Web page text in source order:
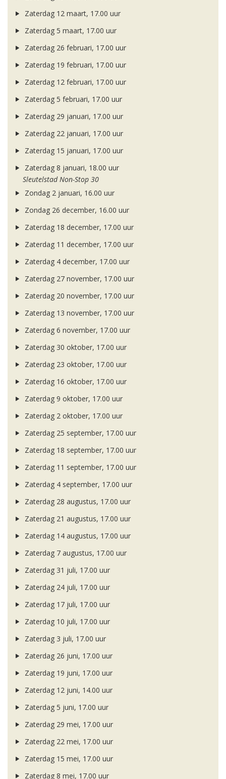
Zaterdag 12 maart, 17.00 uur
Zaterdag 5 maart, 17.00 uur
Zaterdag 26 februari, 17.00 uur
Zaterdag 19 februari, 17.00 uur
Zaterdag 12 februari, 17.00 uur
Zaterdag 5 februari, 17.00 uur
Zaterdag 29 januari, 17.00 uur
Zaterdag 22 januari, 17.00 uur
Zaterdag 15 januari, 17.00 uur
Zaterdag 8 januari, 18.00 uur
Sleutelstad Non-Stop 30
Zondag 2 januari, 16.00 uur
Zondag 26 december, 16.00 uur
Zaterdag 18 december, 17.00 uur
Zaterdag 11 december, 17.00 uur
Zaterdag 4 december, 17.00 uur
Zaterdag 27 november, 17.00 uur
Zaterdag 20 november, 17.00 uur
Zaterdag 13 november, 17.00 uur
Zaterdag 6 november, 17.00 uur
Zaterdag 30 oktober, 17.00 uur
Zaterdag 23 oktober, 17.00 uur
Zaterdag 16 oktober, 17.00 uur
Zaterdag 9 oktober, 17.00 uur
Zaterdag 2 oktober, 17.00 uur
Zaterdag 25 september, 17.00 uur
Zaterdag 18 september, 17.00 uur
Zaterdag 11 september, 17.00 uur
Zaterdag 4 september, 17.00 uur
Zaterdag 28 augustus, 17.00 uur
Zaterdag 21 augustus, 17.00 uur
Zaterdag 14 augustus, 17.00 uur
Zaterdag 7 augustus, 17.00 uur
Zaterdag 31 juli, 17.00 uur
Zaterdag 24 juli, 17.00 uur
Zaterdag 17 juli, 17.00 uur
Zaterdag 10 juli, 17.00 uur
Zaterdag 3 juli, 17.00 uur
Zaterdag 26 juni, 17.00 uur
Zaterdag 19 juni, 17.00 uur
Zaterdag 12 juni, 14.00 uur
Zaterdag 5 juni, 17.00 uur
Zaterdag 29 mei, 17.00 uur
Zaterdag 22 mei, 17.00 uur
Zaterdag 15 mei, 17.00 uur
Zaterdag 8 mei, 17.00 uur